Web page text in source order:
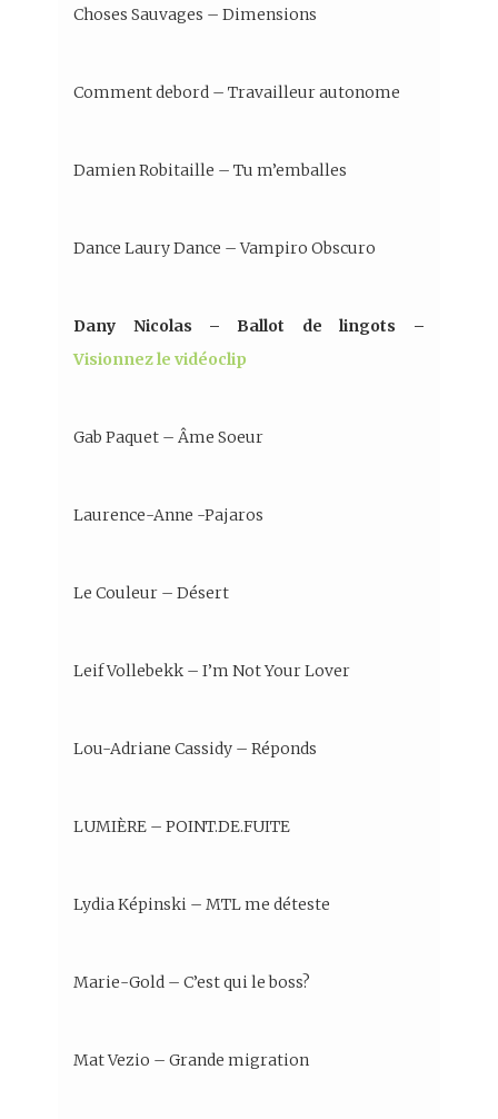
Choses Sauvages – Dimensions
Comment debord – Travailleur autonome
Damien Robitaille – Tu m’emballes
Dance Laury Dance – Vampiro Obscuro
Dany Nicolas – Ballot de lingots –
Visionnez le vidéoclip
Gab Paquet – Âme Soeur
Laurence-Anne -Pajaros
Le Couleur – Désert
Leif Vollebekk – I’m Not Your Lover
Lou-Adriane Cassidy – Réponds
LUMIÈRE – POINT.DE.FUITE
Lydia Képinski – MTL me déteste
Marie-Gold – C’est qui le boss?
Mat Vezio – Grande migration